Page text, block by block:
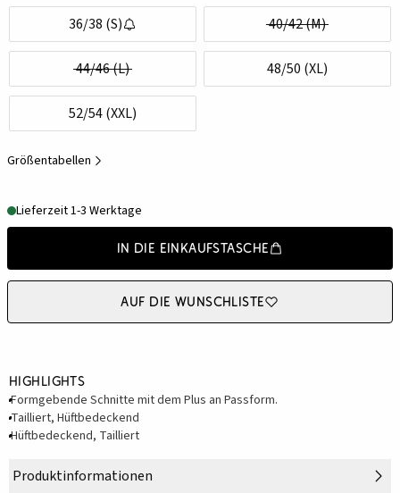
36/38 (S) 40/42 (M)
44/46 (L) 48/50 (XL)
52/54 (XXL)
Größentabellen
Lieferzeit 1-3 Werktage
In die Einkaufstasche
Auf die Wunschliste
Highlights
Formgebende Schnitte mit dem Plus an Passform.
Tailliert, Hüftbedeckend
Hüftbedeckend, Tailliert
Produktinformationen